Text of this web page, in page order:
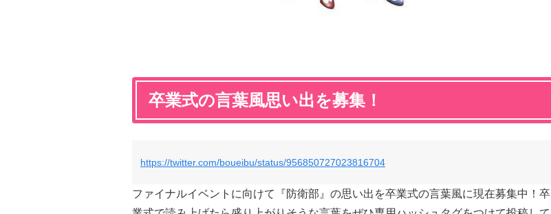
卒業式の言葉風思い出を募集！
https://twitter.com/boueibu/status/956850727023816704
ファイナルイベントに向けて『防衛部』の思い出を卒業式の言葉風に現在募集中！卒